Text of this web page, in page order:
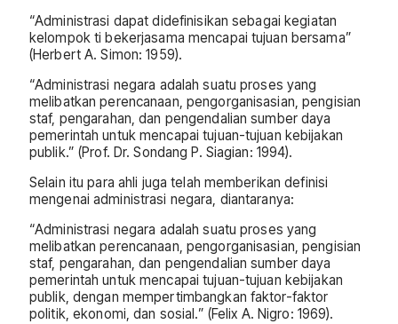
“Administrasi dapat didefinisikan sebagai kegiatan
kelompok ti bekerjasama mencapai tujuan bersama”
(Herbert A. Simon: 1959).
“Administrasi negara adalah suatu proses yang
melibatkan perencanaan, pengorganisasian, pengisian
staf, pengarahan, dan pengendalian sumber daya
pemerintah untuk mencapai tujuan-tujuan kebijakan
publik.” (Prof. Dr. Sondang P. Siagian: 1994).
Selain itu para ahli juga telah memberikan definisi
mengenai administrasi negara, diantaranya:
“Administrasi negara adalah suatu proses yang
melibatkan perencanaan, pengorganisasian, pengisian
staf, pengarahan, dan pengendalian sumber daya
pemerintah untuk mencapai tujuan-tujuan kebijakan
publik, dengan mempertimbangkan faktor-faktor
politik, ekonomi, dan sosial.” (Felix A. Nigro: 1969).